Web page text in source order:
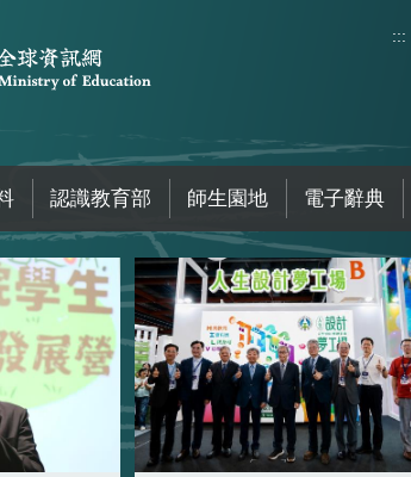
:::
認識教育部 師生園地 電子辭典